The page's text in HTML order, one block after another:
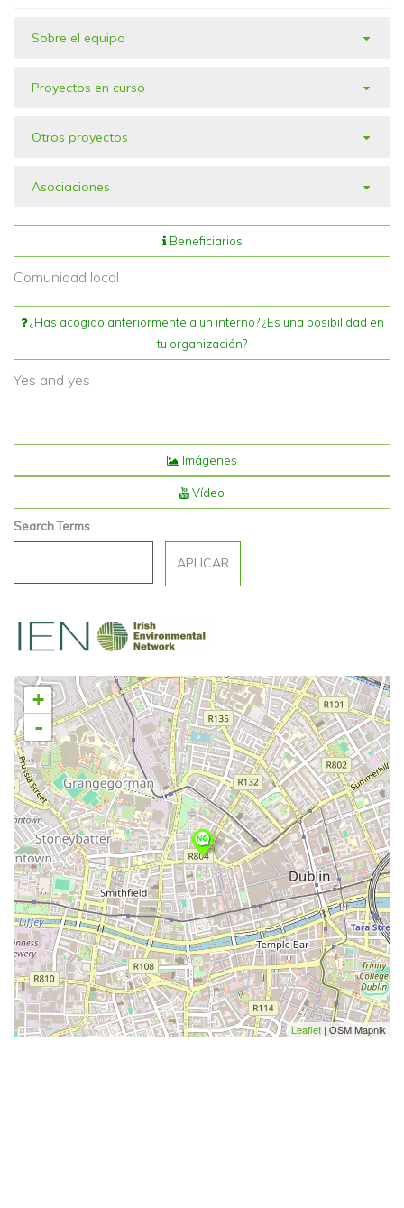
Sobre el equipo
Proyectos en curso
Otros proyectos
Asociaciones
Beneficiarios
Comunidad local
¿Has acogido anteriormente a un interno? ¿Es una posibilidad en
tu organización?
Yes and yes
Imágenes
Vídeo
Search Terms
+
-
Leaflet | OSM Mapnik